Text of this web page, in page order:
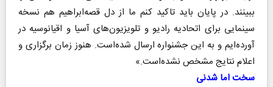
ببینند. در پایان باید تاکید کنم ما از دل قصه‌ابراهیم هم نسخه
سینمایی برای اتحادیه رادیو و تلویزیون‌های آسیا و اقیانوسیه در
آورده‌ایم و به این جشنواره ارسال شده‌است. هنوز زمان برگزاری و
اعلام نتایج مشخص نشده‌است.»
سخت اما شدنی